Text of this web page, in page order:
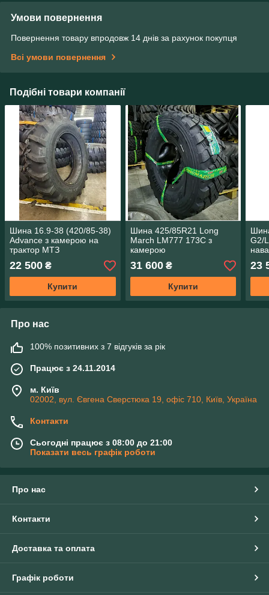
Умови повернення
Повернення товару впродовж 14 днів за рахунок покупця
Всі умови повернення
Подібні товари компанії
Шина 16.9-38 (420/85-38)
Advance з камерою на
трактор МТЗ
22 500 ₴
Купити
Шина 425/85R21 Long
March LM777 173C з
камерою
31 600₴
Купити
G2/
23
Про нас
100% позитивних з 7 відгуків за рік
Працює з 24.11.2014
м. Київ
02002, вул. Євгена Сверстюка 19, офіс 710, Київ, Україна
Контакти
Сьогодні працює з 08:00 до 21:00
Показати весь графік роботи
Про нас
Контакти
Доставка та оплата
Графік роботи